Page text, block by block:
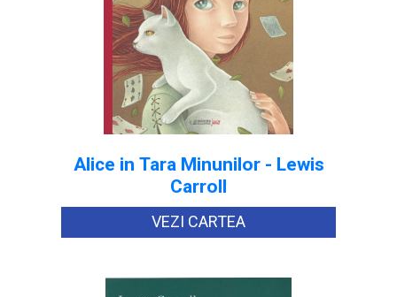
Alice in Tara Minunilor - Lewis
Carroll
VEZI CARTEA